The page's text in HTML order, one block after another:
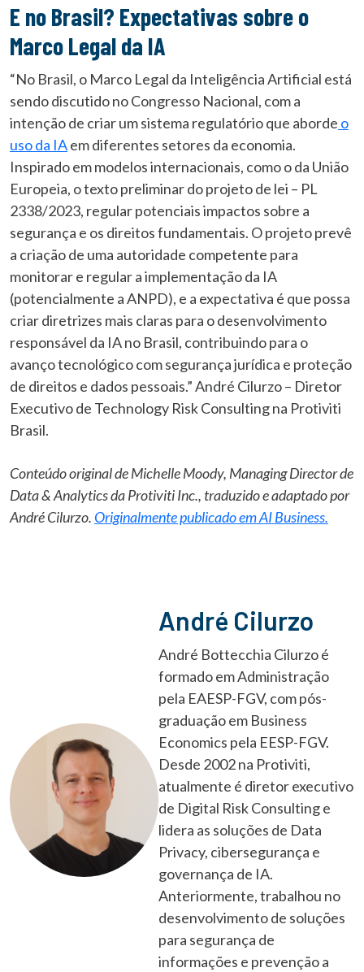
E no Brasil? Expectativas sobre o
Marco Legal da IA
“No Brasil, o Marco Legal da Inteligência Artificial está
sendo discutido no Congresso Nacional, com a
intenção de criar um sistema regulatório que aborde o
uso da IAem diferentes setores da economia.
Inspirado em modelos internacionais, como o da União
Europeia, o texto preliminar do projeto de lei – PL
2338/2023, regular potenciais impactos sobre a
segurança e os direitos fundamentais. O projeto prevê
a criação de uma autoridade competente para
monitorar e regular a implementação da IA
(potencialmente a ANPD), e a expectativa é que possa
criar diretrizes mais claras para o desenvolvimento
responsável da IA no Brasil, contribuindo para o
avanço tecnológico com segurança jurídica e proteção
de direitos e dados pessoais.” André Cilurzo – Diretor
Executivo de Technology Risk Consulting na Protiviti
Brasil.
Conteúdo original de Michelle Moody, Managing Director de
Data & Analytics da Protiviti Inc., traduzido e adaptado por
André Cilurzo. Originalmente publicado em AI Business.
André Cilurzo
André Bottecchia Cilurzo é
formado em Administração
pela EAESP-FGV, com pós-
graduação em Business
Economics pela EESP-FGV.
Desde 2002 na Protiviti,
atualmente é diretor executivo
de Digital Risk Consulting e
lidera as soluções de Data
Privacy, cibersegurança e
governança de IA.
Anteriormente, trabalhou no
desenvolvimento de soluções
para segurança de
informações e prevenção a